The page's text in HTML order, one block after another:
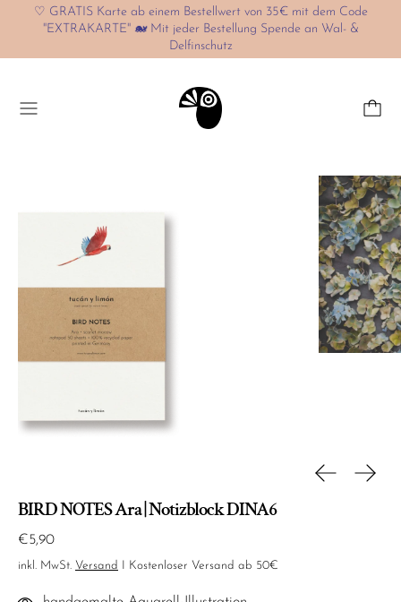
♡ GRATIS Karte ab einem Bestellwert von 35€ mit dem Code
"EXTRAKARTE" 🐋 Mit jeder Bestellung Spende an Wal- &
Delfinschutz
Menü
Vorherige
BIRD NOTES Ara | Notizblock DINA6
Normaler Preis
€5,90
inkl. MwSt. Versand I Kostenloser Versand ab 50€